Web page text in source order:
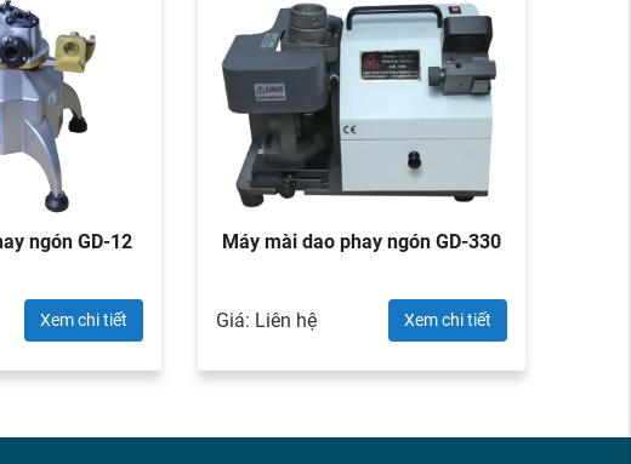
ngón GD-12
Xem chi tiết
Máy mài dao phay ngón GD-330
Giá: Liên hệ Xem chi tiết